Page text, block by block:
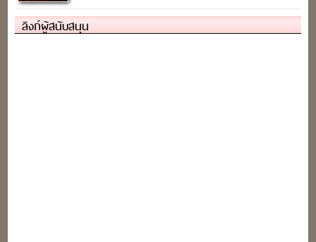
ลิงก์ผู้สนับสนุน